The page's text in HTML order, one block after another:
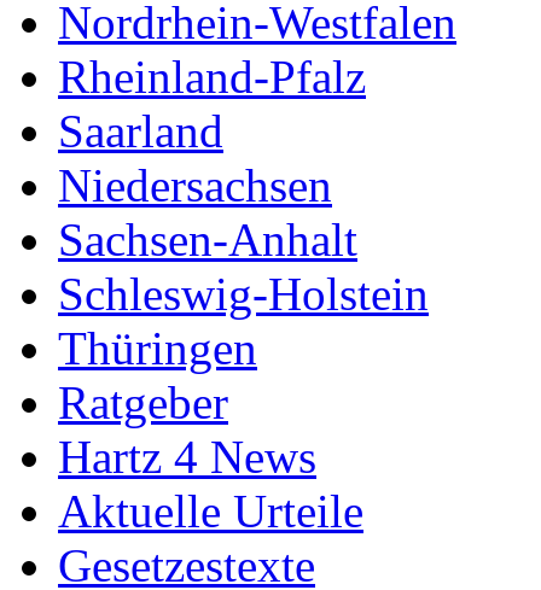
Nordrhein-Westfalen
Rheinland-Pfalz
Saarland
Niedersachsen
Sachsen-Anhalt
Schleswig-Holstein
Thüringen
Ratgeber
Hartz 4 News
Aktuelle Urteile
Gesetzestexte